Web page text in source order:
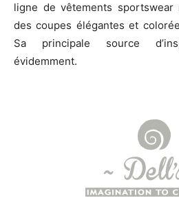
ligne de vêtements sportswear
des coupes élégantes et
Sa principale source
évidemment.